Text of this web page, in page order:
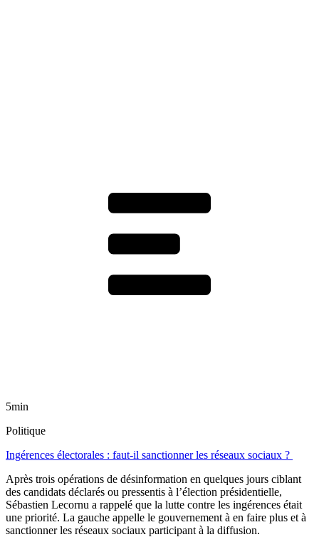
5min
Politique
Ingérences électorales : faut-il sanctionner les réseaux sociaux ?
Après trois opérations de désinformation en quelques jours ciblant
des candidats déclarés ou pressentis à l’élection présidentielle,
Sébastien Lecornu a rappelé que la lutte contre les ingérences était
une priorité. La gauche appelle le gouvernement à en faire plus et à
sanctionner les réseaux sociaux participant à la diffusion.